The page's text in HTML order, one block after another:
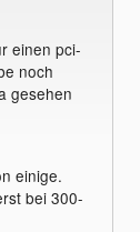
einen pci-
noch
gesehen
einige.
bei 300-